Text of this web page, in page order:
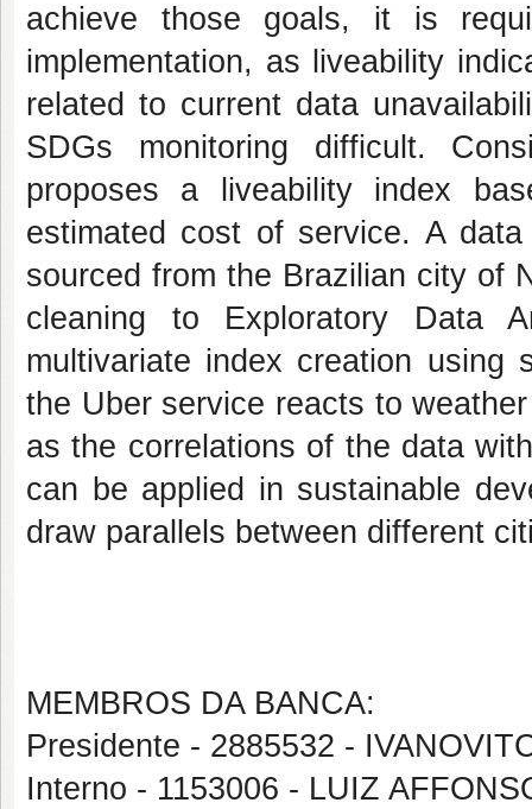
achieve those goals, it is
implementation, as liveability
related to current data
SDGs monitoring difficult.
proposes a liveability index
estimated cost of service. A
sourced from the Brazilian city of
cleaning to Exploratory Data
multivariate index creation using
the Uber service reacts to
as the correlations of the data
can be applied in sustainable
draw parallels between different
MEMBROS DA BANCA:
Presidente - 2885532 -
Interno - 1153006 - LUIZ